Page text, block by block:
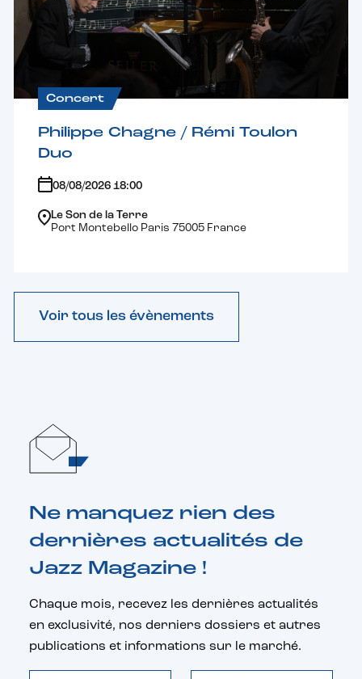
Concert
Philippe Chagne / Rémi Toulon
Duo
08/08/2026 18:00
Le Son de la Terre
Port Montebello Paris 75005 France
Voir tous les évènements
Ne manquez rien des
dernières actualités de
Jazz Magazine !
Chaque mois, recevez les dernières actualités
en exclusivité, nos derniers dossiers et autres
publications et informations sur le marché.